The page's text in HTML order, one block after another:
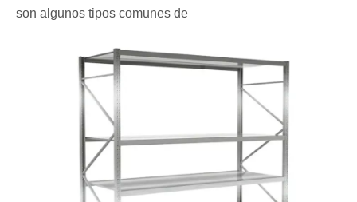
son algunos tipos comunes de